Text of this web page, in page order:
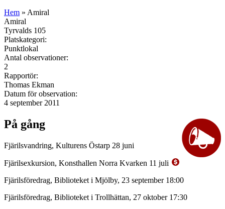
Hem » Amiral
Amiral
Tyrvalds 105
Platskategori:
Punktlokal
Antal observationer:
2
Rapportör:
Thomas Ekman
Datum för observation:
4 september 2011
På gång
Fjärilsvandring, Kulturens Östarp 28 juni
Fjärilsexkursion, Konsthallen Norra Kvarken 11 juli
Fjärilsföredrag, Biblioteket i Mjölby, 23 september 18:00
Fjärilsföredrag, Biblioteket i Trollhättan, 27 oktober 17:30